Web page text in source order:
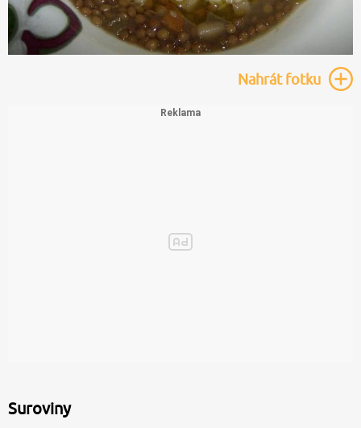
Nahrátfotku
Suroviny